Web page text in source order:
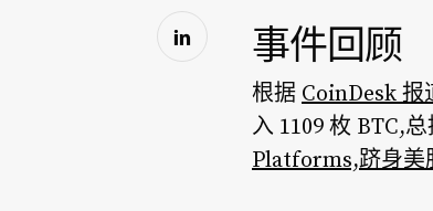
事件回顾
根据 CoinDesk 报
入 1109 枚 BTC,
Platforms,跻身美